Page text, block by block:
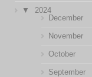
2024
December
November
October
September